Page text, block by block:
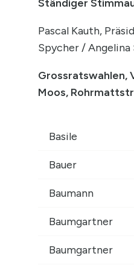
Ständiger
Pascal Kauth,
Spycher / Angelina
Grossratswahlen,
Moos,
Basile
Bauer
Baumann
Baumgartner
Baumgartner